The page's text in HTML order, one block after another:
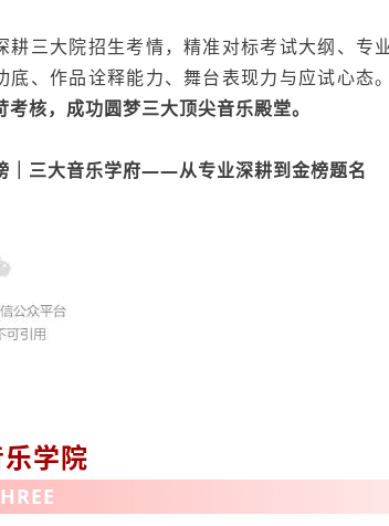
耕三大院招生考情，精准对标考试大纲、专
底、作品诠释能力、舞台表现力与应试心态
考核，成功圆梦三大顶尖音乐殿堂。
｜三大音乐学府——从专业深耕到金榜题名
学院